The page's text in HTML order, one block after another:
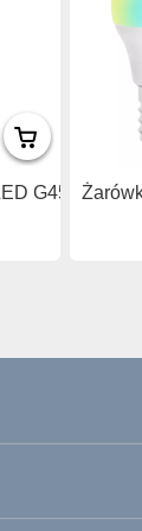
G45...